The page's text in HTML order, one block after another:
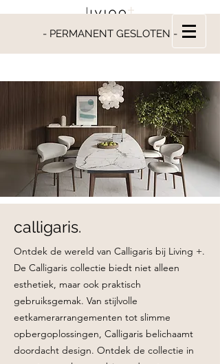
- PERMANENT GESLOTEN -
calligaris.
Ontdek de wereld van Calligaris bij Living +.
De Calligaris collectie biedt niet alleen
esthetiek, maar ook praktisch
gebruiksgemak. Van stijlvolle
eetkamerarrangementen tot slimme
opbergoplossingen, Calligaris belichaamt
doordacht design. Ontdek de collectie in